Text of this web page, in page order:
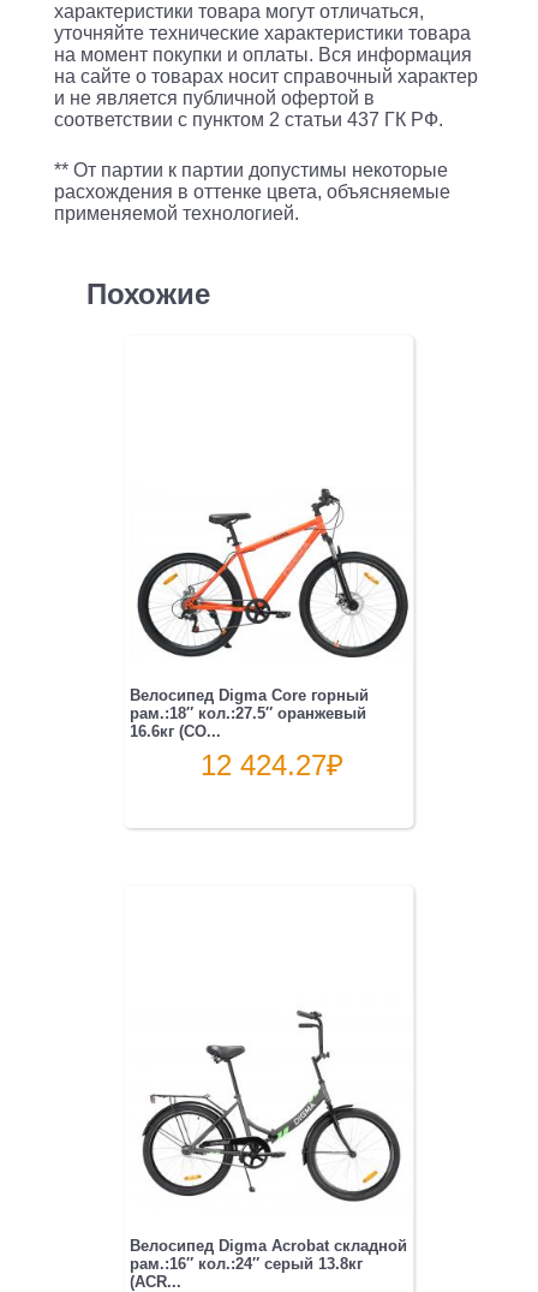
ST-
S-
DGR)
характеристики товара могут отличаться,
уточняйте технические характеристики товара
на момент покупки и оплаты. Вся информация
на сайте о товарах носит справочный характер
и не является публичной офертой в
соответствии с пунктом 2 статьи 437 ГК РФ.
** От партии к партии допустимы некоторые
расхождения в оттенке цвета, объясняемые
применяемой технологией.
Похожие
Велосипед Digma Core горный
рам.:18″ кол.:27.5″ оранжевый
16.6кг (CO...
12 424.27₽
Велосипед Digma Acrobat складной
рам.:16″ кол.:24″ серый 13.8кг
(ACR...